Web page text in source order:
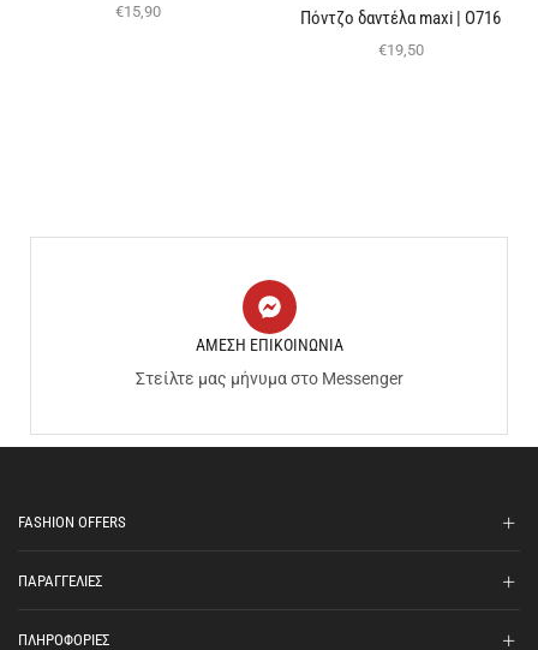
€15,90 Πόντζο δαντέλα maxi | O716
€19,50
ΑΜΕΣΗ ΕΠΙΚΟΙΝΩΝΙΑ
Στείλτε μας μήνυμα στο Messenger
FASHION OFFERS
ΠΑΡΑΓΓΕΛΙΕΣ
ΠΛΗΡΟΦΟΡΙΕΣ